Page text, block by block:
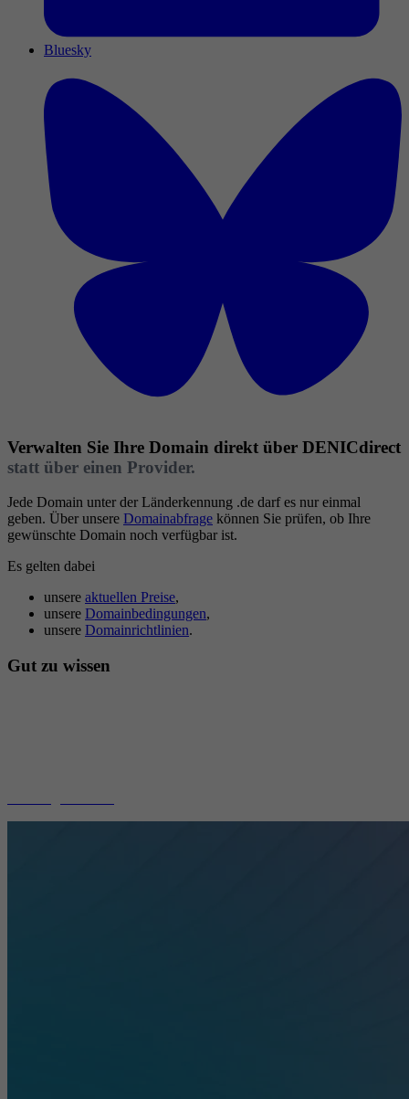
Bluesky
Verwalten Sie Ihre Domain direkt über DENICdirect
statt über einen Provider.
Jede Domain unter der Länderkennung .de darf es nur einmal
geben. Über unsere Domainabfrage können Sie prüfen, ob Ihre
gewünschte Domain noch verfügbar ist.
Es gelten dabei
unsere aktuellen Preise,
unsere Domainbedingungen,
unsere Domainrichtlinien.
Gut zu wissen